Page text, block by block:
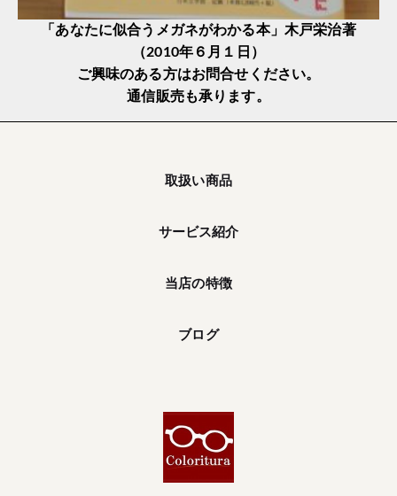
「あなたに似合うメガネがわかる本」木戸栄治著
（2010年６月１日）
ご興味のある方はお問合せください。
通信販売も承ります。
取扱い商品
サービス紹介
当店の特徴
ブログ